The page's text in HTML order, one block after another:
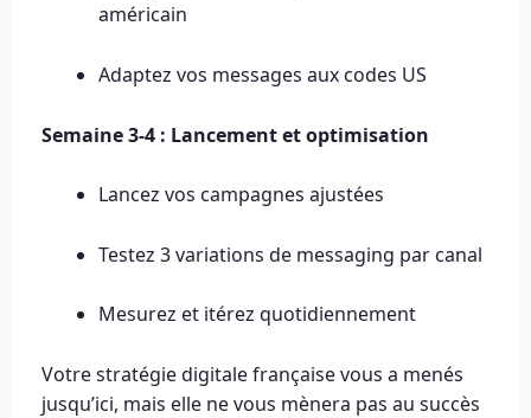
américain
Adaptez vos messages aux codes US
Semaine 3-4 : Lancement et optimisation
Lancez vos campagnes ajustées
Testez 3 variations de messaging par canal
Mesurez et itérez quotidiennement
Votre stratégie digitale française vous a menés
jusqu’ici, mais elle ne vous mènera pas au succès